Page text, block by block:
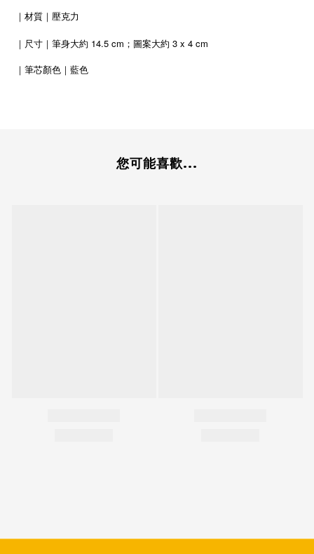
｜材質｜壓克力
｜尺寸｜筆身大約 14.5 cm；圖案大約 3 x 4 cm
｜筆芯顏色｜藍色
您可能喜歡...